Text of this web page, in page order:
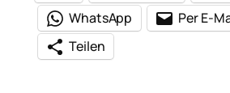
WhatsApp
Per E-
Teilen